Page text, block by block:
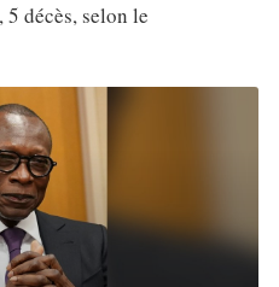
décès, selon le